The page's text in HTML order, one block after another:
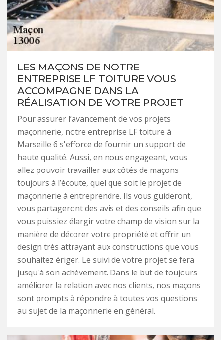
LES MAÇONS DE NOTRE
ENTREPRISE LF TOITURE VOUS
ACCOMPAGNE DANS LA
RÉALISATION DE VOTRE PROJET
Pour assurer l’avancement de vos projets
maçonnerie, notre entreprise LF toiture à
Marseille 6 s'efforce de fournir un support de
haute qualité. Aussi, en nous engageant, vous
allez pouvoir travailler aux côtés de maçons
toujours à l’écoute, quel que soit le projet de
maçonnerie à entreprendre. Ils vous guideront,
vous partageront des avis et des conseils afin que
vous puissiez élargir votre champ de vision sur la
manière de décorer votre propriété et offrir un
design très attrayant aux constructions que vous
souhaitez ériger. Le suivi de votre projet se fera
jusqu'à son achèvement. Dans le but de toujours
améliorer la relation avec nos clients, nos maçons
sont prompts à répondre à toutes vos questions
au sujet de la maçonnerie en général.